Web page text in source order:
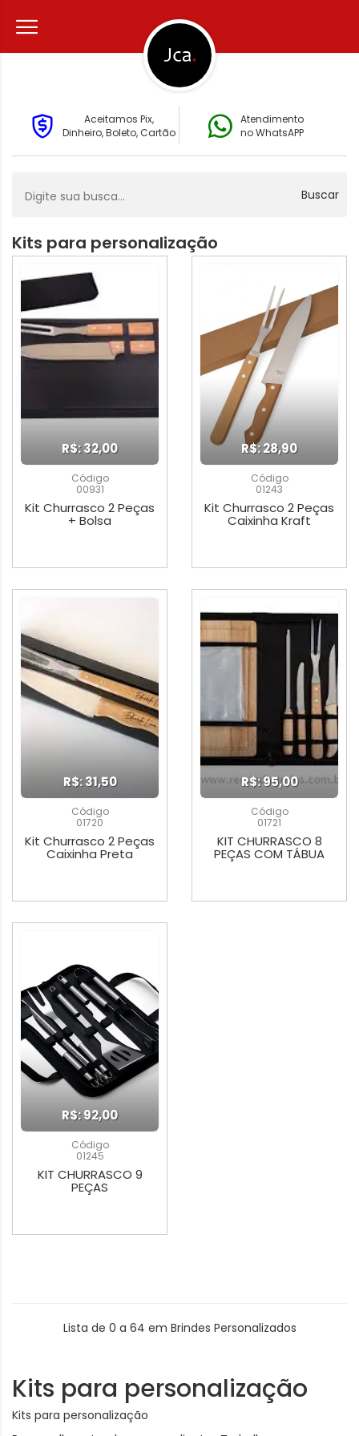
Aceitamos Pix,
Dinheiro, Boleto, Cartão
Atendimento
no WhatsAPP
Buscar
Kits para personalização
R$: 32,00
Código
00931
Kit Churrasco 2 Peças
+ Bolsa
R$: 28,90
Código
01243
Kit Churrasco 2 Peças
Caixinha Kraft
R$: 31,50
Código
01720
Kit Churrasco 2 Peças
Caixinha Preta
R$: 95,00
Código
01721
KIT CHURRASCO 8
PEÇAS COM TÁBUA
R$: 92,00
Código
01245
KIT CHURRASCO 9
PEÇAS
Lista de 0 a 64 em Brindes Personalizados
Kits para personalização
Kits para personalização